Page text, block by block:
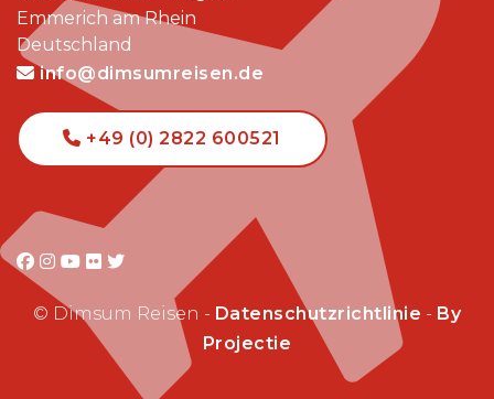
Emmerich am Rhein
Deutschland
info@dimsumreisen.de
+49 (0) 2822 600521
© Dimsum Reisen - Datenschutzrichtlinie - By
Projectie